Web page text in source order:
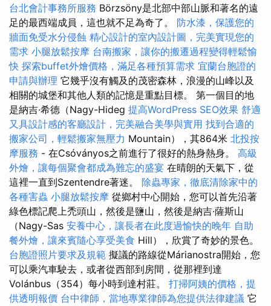
台北會計事務所服務 Börzsöny是北部中部山脈和著名的遠
足的最西端成員，這也就不足為奇了。 防水漆，保護您的
牆面免受水分侵蝕 精心設計的室內設計圖，完美實現您的
需求 小腿放鬆按摩 台南搬家，讓你的搬遷過程變得輕鬆愉
快 探索buffet外燴價格，滿足各種預算需求 宜蘭台胞證的
申請與辦理 它幾乎沒有觸及的茂密森林，浪漫的山峰以及
相關的城堡和其他人類的記憶是重點目標。 第一個目的地
是納吉·希德（Nagy-Hideg 提高WordPress SEO效果 舒適
又具設計感的客廳設計，完美融合美學與實用 找到合適的
搬家公司，輕鬆搬家無壓力 Mountain），其864米 北投按
摩服務 - 在Csóványos之前進行了很好的熱身熱身。 高級
外燴，讓每個聚會都成為難忘的盛宴 在晴朗的天氣下，從
這裡一直到Szentendre著迷。 除蟲專家，徹底清除家中的
各種害蟲 小腿放鬆按摩 從鄉村中心開始，您可以首先沿著
綠色標記爬上禿頭山，然後是鹽山，然後是納吉·薩斯山
（Nagy-Sas 安養中心，讓長者在此度過愉快的晚年 自助
餐外燴，讓來賓隨心享受美食 Hill），欣賞了奇妙的景色。
台胞證照片要求及規範 擬議的路線從Márianostra開始，您
可以乘汽車駛去，或者從西部到房間，從那裡到達
Volánbus（354）每小時到達村莊。 打掃阿姨的價格，提
供透明報價 台中律師，當地專業律師為您提供法律建議 它